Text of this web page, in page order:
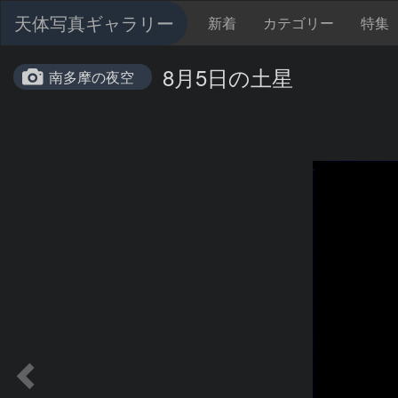
天体写真ギャラリー 新着 カテゴリー 特集
南多摩の夜空 8月5日の土星